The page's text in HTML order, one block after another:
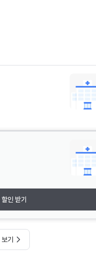
인 받기
기